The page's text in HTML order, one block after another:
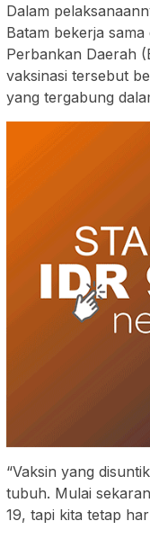
Dalam
Batam bekerja
Perbankan Daerah
vaksinasi tersebut
yang tergabung
“Vaksin yang
tubuh. Mulai
19, tapi kita tetap